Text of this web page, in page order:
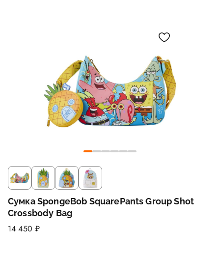
Сумка SpongeBob SquarePants Group Shot
Crossbody Bag
14 450 ₽